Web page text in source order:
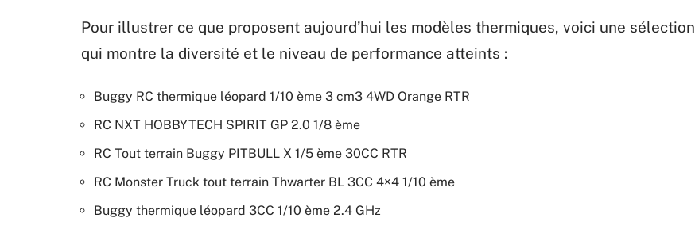
Pour illustrer ce que proposent aujourd’hui les modèles thermiques, voici une sélection
qui montre la diversité et le niveau de performance atteints :
Buggy RC thermique léopard 1/10 ème 3 cm3 4WD Orange RTR
RC NXT HOBBYTECH SPIRIT GP 2.0 1/8 ème
RC Tout terrain Buggy PITBULL X 1/5 ème 30CC RTR
RC Monster Truck tout terrain Thwarter BL 3CC 4×4 1/10 ème
Buggy thermique léopard 3CC 1/10 ème 2.4 GHz